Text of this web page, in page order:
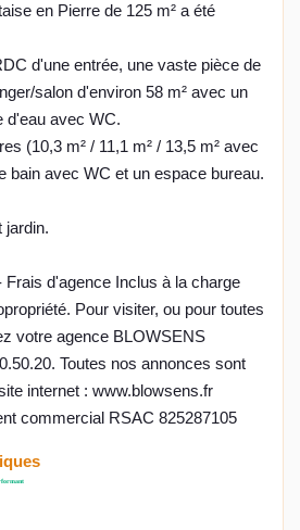
en Pierre de 125 m² a été
d'une entrée, une vaste pièce de
salon d'environ 58 m² avec un
d'eau avec WC.
(10,3 m² / 11,1 m² / 13,5 m² avec
bain avec WC et un espace bureau.
jardin.
Frais d'agence Inclus à la charge
Pour visiter, ou pour toutes
votre agence BLOWSENS
Toutes nos annonces sont
internet : www.blowsens.fr
commercial RSAC 825287105